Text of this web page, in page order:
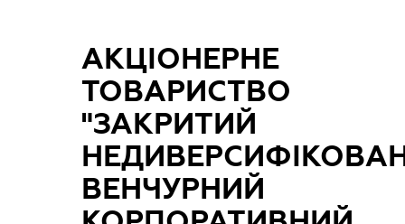
АКЦІОНЕРНЕ
ТОВАРИСТВО
"ЗАКРИТИЙ
ВЕНЧУРНИЙ